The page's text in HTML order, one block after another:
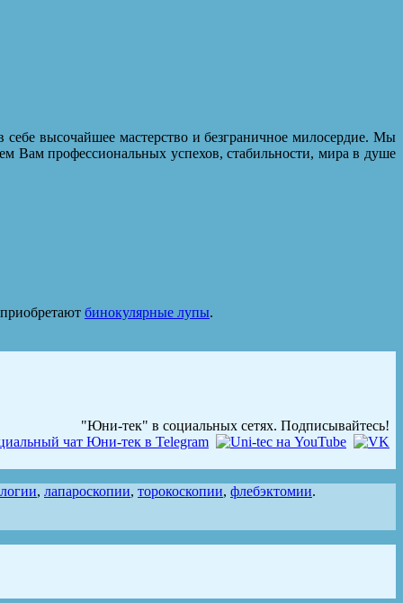
высочайшее мастерство и безграничное милосердие. Мы
Вам профессиональных успехов, стабильности, мира в душе
бинокулярные лупы.
"Юни-тек" в социальных сетях. Подписывайтесь!
, лапароскопии, торокоскопии, флебэктомии.